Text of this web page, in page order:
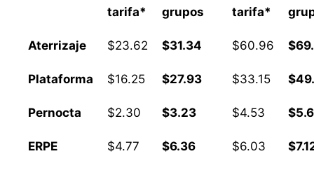
tarifa*
grupos
tarifa*
Aterrizaje $23.62 $31.34 $60.96
Plataforma $16.25 $27.93 $33.15
Pernocta $2.30 $3.23 $4.53
ERPE $4.77 $6.36 $6.03